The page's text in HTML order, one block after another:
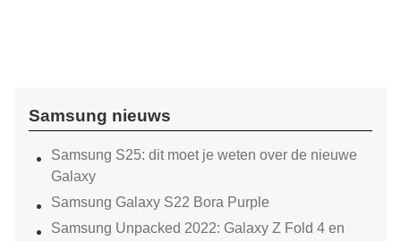
Samsung nieuws
Samsung S25: dit moet je weten over de nieuwe
Galaxy
Samsung Galaxy S22 Bora Purple
Samsung Unpacked 2022: Galaxy Z Fold 4 en